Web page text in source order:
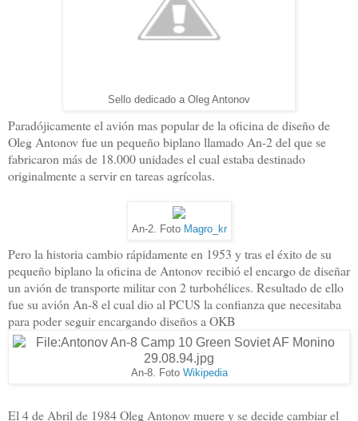
Sello dedicado a Oleg Antonov
Paradójicamente el avión mas popular de la oficina de diseño de
Oleg Antonov fue un pequeño biplano llamado An-2 del que se
fabricaron más de 18.000 unidades el cual estaba destinado
originalmente a servir en tareas agrícolas.
An-2. Foto Magro_kr
Pero la historia cambio rápidamente en 1953 y tras el éxito de su
pequeño biplano la oficina de Antonov recibió el encargo de diseñar
un avión de transporte militar con 2 turbohélices. Resultado de ello
fue su avión An-8 el cual dio al PCUS la confianza que necesitaba
para poder seguir encargando diseños a OKB
An-8. Foto Wikipedia
El 4 de Abril de 1984 Oleg Antonov muere y se decide cambiar el